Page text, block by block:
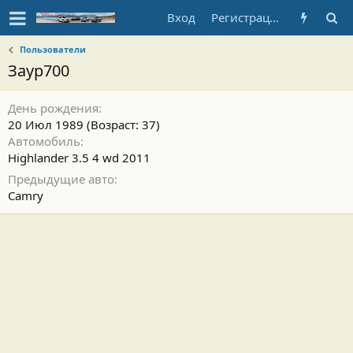
Вход Регистрация
Пользователи
Заур700
День рождения
20 Июл 1989 (Возраст: 37)
Автомобиль
Highlander 3.5 4 wd 2011
Предыдущие авто
Camry